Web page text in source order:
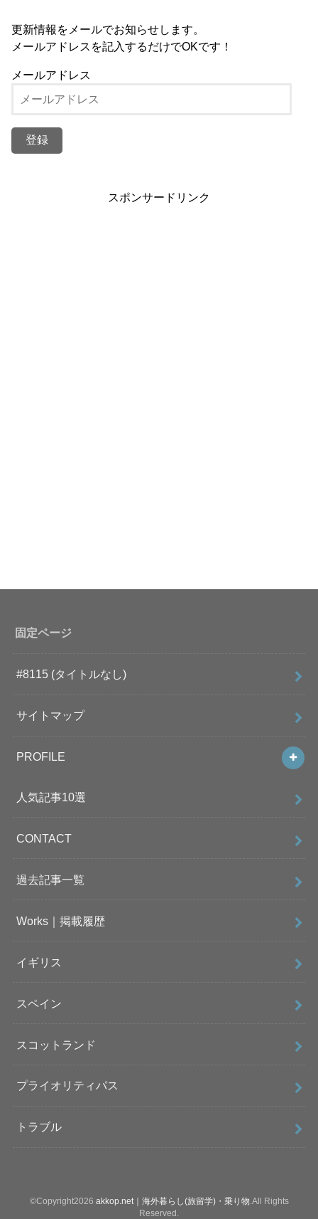
更新情報をメールでお知らせします。
メールアドレスを記入するだけでOKです！
メールアドレス
スポンサードリンク
固定ページ
#8115 (タイトルなし)
サイトマップ
PROFILE
人気記事10選
CONTACT
過去記事一覧
Works｜掲載履歴
イギリス
スペイン
スコットランド
プライオリティパス
トラブル
©Copyright2026 akkop.net｜海外暮らし(旅留学)・乗り物 .All Rights
Reserved.